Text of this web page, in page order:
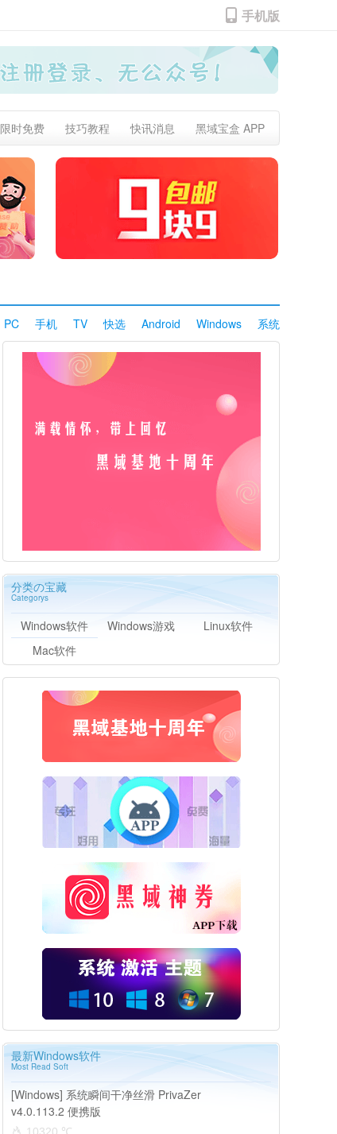
手机版
限时免费 技巧教程 快讯消息 黑域宝盒 APP
PC 手机 TV 快选 Android Windows 系统
分类の宝藏
Categorys
Windows软件 Windows游戏
Linux软件
Mac软件
最新Windows软件
Most Read Soft
[Windows] 系统瞬间干净丝滑 PrivaZer
v4.0.113.2 便携版